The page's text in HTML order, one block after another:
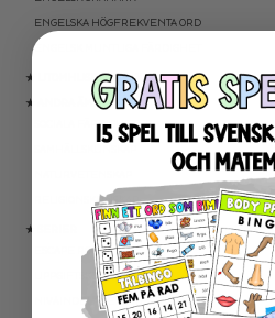
ENGELSKA HÖGFREKVENTA ORD
ENGELSK MUNTLIGA FÄRDIGHET
★ UTOMHUSPEDAGOGIK
★ ANDRA ÄMNEN
SOCIALA FÄRDIGHETER
RELIGIONSKUNSKAP
★ SERIER
ESCAPE ROOMS
UPPGIFTSKORT SVENSKA
NIVÅINDELADE LÄSTEXTER